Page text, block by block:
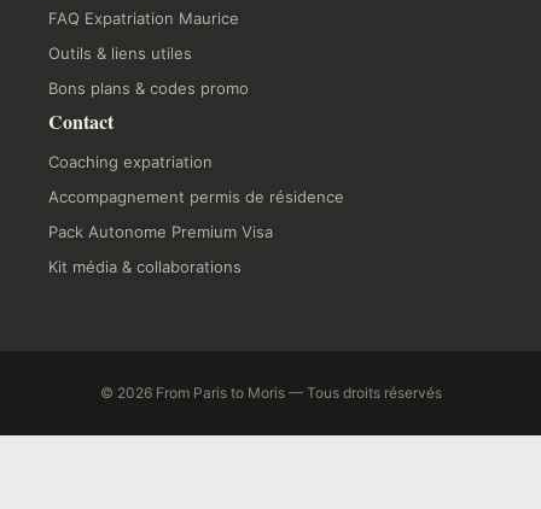
FAQ Expatriation Maurice
Outils & liens utiles
Bons plans & codes promo
Contact
Coaching expatriation
Accompagnement permis de résidence
Pack Autonome Premium Visa
Kit média & collaborations
© 2026 From Paris to Moris — Tous droits réservés